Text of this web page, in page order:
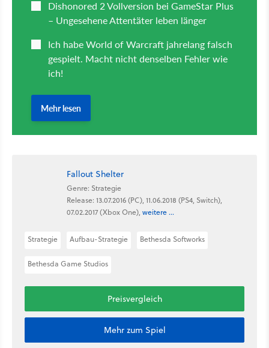
Fallout Shelter
Genre: Strategie
Release: 13.07.2016 (PC), 11.06.2018 (PS4, Switch),
07.02.2017 (Xbox One), weitere ...
Strategie Aufbau-Strategie Bethesda Softworks
Bethesda Game Studios
Preisvergleich
Mehr zum Spiel